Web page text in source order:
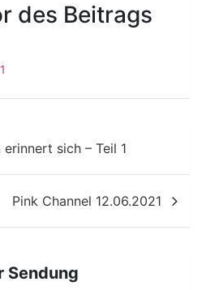
des Beitrags
sich – Teil 1
Pink Channel 12.06.2021
Sendung